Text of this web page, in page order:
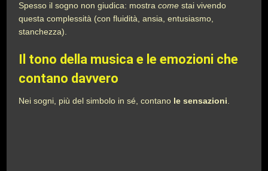
Spesso il sogno non giudica: mostracome stai vivendo
questa complessità (con fluidità, ansia, entusiasmo,
stanchezza).
Il tono della musica e le emozioni che
contano davvero
Nei sogni, più del simbolo in sé, contano le sensazioni